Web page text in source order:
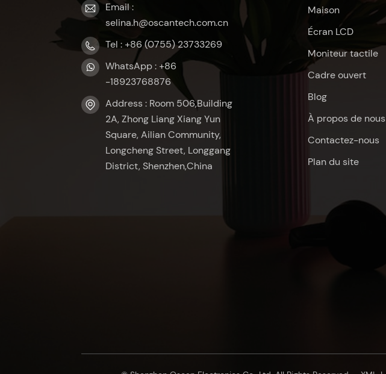
Email :
selina.h@oscantech.com.cn
Tel : +86 (0755) 23733269
WhatsApp : +86
-18923768876
Address : Room 506,Building
2A, Zhong Liang Xiang Yun
Square, Ailian Community,
Longcheng Street, Longgang
District, Shenzhen,China
Maison
Écran LCD
Moniteur tactile
Cadre ouvert
Blog
À propos de nous
Contactez-nous
Plan du site